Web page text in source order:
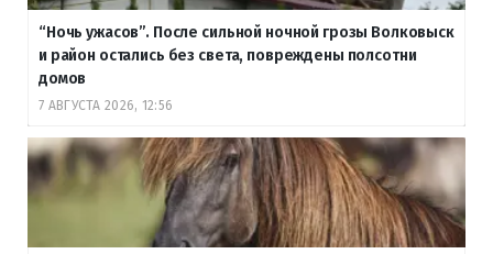
“Ночь ужасов”. После сильной ночной грозы Волковыск
и район остались без света, повреждены полсотни
домов
7 АВГУСТА 2026, 12:56